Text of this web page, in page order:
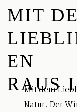
MIT
EN
RAUS
Mit dem
Natur. Der